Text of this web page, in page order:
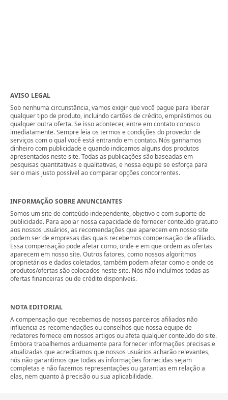
AVISO LEGAL
Sob nenhuma circunstância, vamos exigir que você pague para liberar
qualquer tipo de produto, incluindo cartões de crédito, empréstimos ou
qualquer outra oferta. Se isso acontecer, entre em contato conosco
imediatamente. Sempre leia os termos e condições do provedor de
serviços com o qual você está entrando em contato. Nós ganhamos
dinheiro com publicidade e quando indicamos alguns dos produtos
apresentados neste site. Todas as publicações são baseadas em
pesquisas quantitativas e qualitativas, e nossa equipe se esforça para
ser o mais justo possível ao comparar opções concorrentes.
INFORMAÇÃO SOBRE ANUNCIANTES
Somos um site de conteúdo independente, objetivo e com suporte de
publicidade. Para apoiar nossa capacidade de fornecer conteúdo gratuito
aos nossos usuários, as recomendações que aparecem em nosso site
podem ser de empresas das quais recebemos compensação de afiliado.
Essa compensação pode afetar como, onde e em que ordem as ofertas
aparecem em nosso site. Outros fatores, como nossos algoritmos
proprietários e dados coletados, também podem afetar como e onde os
produtos/ofertas são colocados neste site. Nós não incluímos todas as
ofertas financeiras ou de crédito disponíveis.
NOTA EDITORIAL
A compensação que recebemos de nossos parceiros afiliados não
influencia as recomendações ou conselhos que nossa equipe de
redatores fornece em nossos artigos ou afeta qualquer conteúdo do site.
Embora trabalhemos arduamente para fornecer informações precisas e
atualizadas que acreditamos que nossos usuários acharão relevantes,
nós não garantimos que todas as informações fornecidas sejam
completas e não fazemos representações ou garantias em relação a
elas, nem quanto à precisão ou sua aplicabilidade.